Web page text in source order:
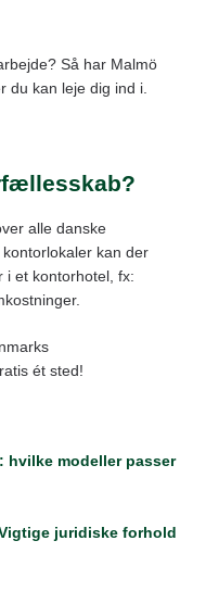
Så har Malmö
du kan leje dig ind i.
alle danske
kan der
et kontorhotel, fx:
ét sted!
modeller passer
juridiske forhold